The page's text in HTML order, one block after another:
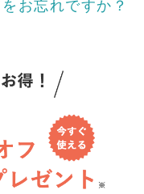
お忘れですか？